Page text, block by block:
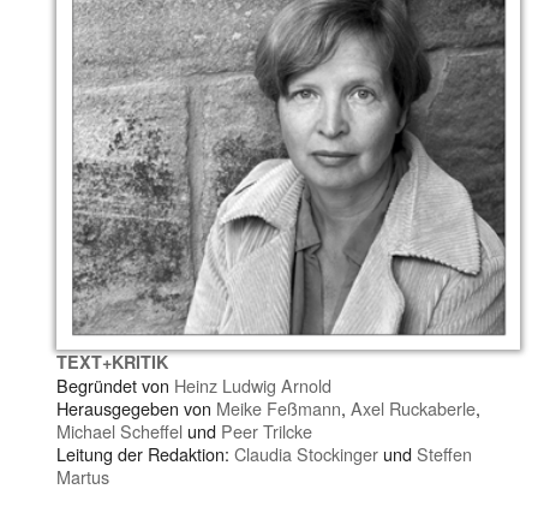
TEXT+KRITIK
Begründet von Heinz Ludwig Arnold
Herausgegeben von Meike Feßmann, Axel Ruckaberle,
Michael Scheffel und Peer Trilcke
Leitung der Redaktion: Claudia Stockinger undSteffen
Martus